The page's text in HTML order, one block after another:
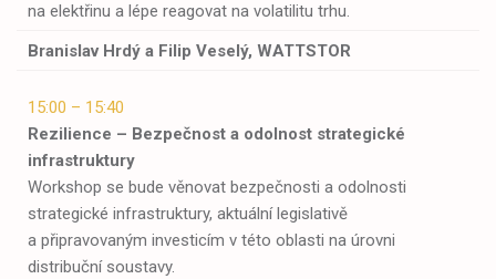
na elektřinu a lépe reagovat na volatilitu trhu.
Branislav Hrdý a Filip Veselý, WATTSTOR
15:00 – 15:40
Rezilience – Bezpečnost a odolnost strategické
infrastruktury
Workshop se bude věnovat bezpečnosti a odolnosti
strategické infrastruktury, aktuální legislativě
a připravovaným investicím v této oblasti na úrovni
distribuční soustavy.